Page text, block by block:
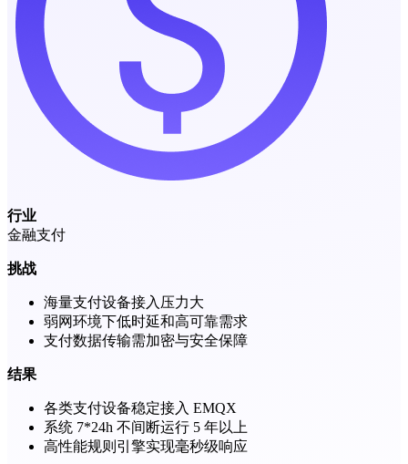
行业
金融支付
挑战
海量支付设备接入压力大
弱网环境下低时延和高可靠需求
支付数据传输需加密与安全保障
结果
各类支付设备稳定接入 EMQX
系统 7*24h 不间断运行 5 年以上
高性能规则引擎实现毫秒级响应